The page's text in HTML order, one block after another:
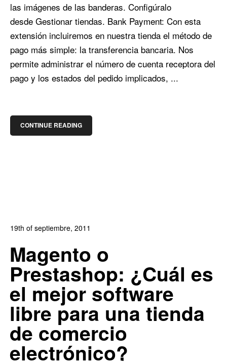
las imágenes de las banderas. Configúralo
desde Gestionar tiendas. Bank Payment: Con esta
extensión incluiremos en nuestra tienda el método de
pago más simple: la transferencia bancaria. Nos
permite administrar el número de cuenta receptora del
pago y los estados del pedido implicados, ...
CONTINUE READING
19th of septiembre, 2011
6
Magento o
Prestashop: ¿Cuál es
el mejor software
libre para una tienda
de comercio
electrónico?